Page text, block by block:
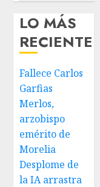
LO MÁS
RECIENTE
Fallece Carlos
Garfias
Merlos,
arzobispo
emérito de
Morelia
Desplome de
la IA arrastra